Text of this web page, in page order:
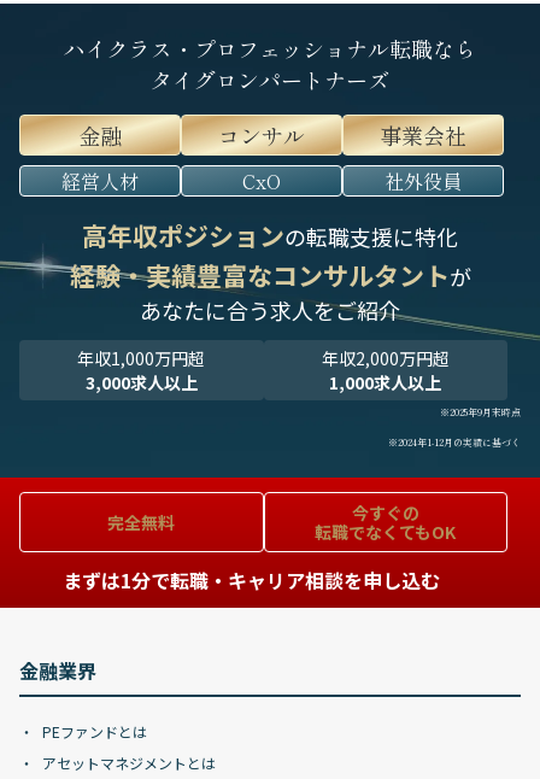
ハイクラス・プロフェッショナル転職なら
タイグロンパートナーズ
金融
コンサル 事業会社
経営人材 CxO 社外役員
高年収ポジションの転職支援に特化
経験・実績豊富なコンサルタントが
あなたに合う求人をご紹介
年収1,000万円超
3,000求人以上
年収2,000万円超
1,000求人以上
※2025年9月末時点
※2024年1-12月の実績に基づく
完全無料
今すぐの
転職でなくてもOK
まずは1分で転職・キャリア相談を申し込む
金融業界
PEファンドとは
アセットマネジメントとは